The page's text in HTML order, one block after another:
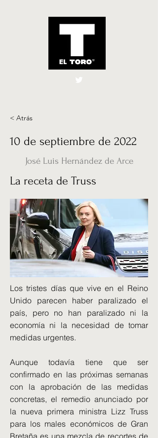
El Toro España
< Atrás
10 de septiembre de 2022
José Luis Hernández de Arce
La receta de Truss
Los tristes días que vive en el Reino
Unido parecen haber paralizado el
país, pero no han paralizado ni la
economía ni la necesidad de tomar
medidas urgentes.
Aunque todavía tiene que ser
confirmado en las próximas semanas
con la aprobación de las medidas
concretas, el remedio anunciado por
la nueva primera ministra Lizz Truss
para los males económicos de Gran
Bretaña es una mezcla de recortes de